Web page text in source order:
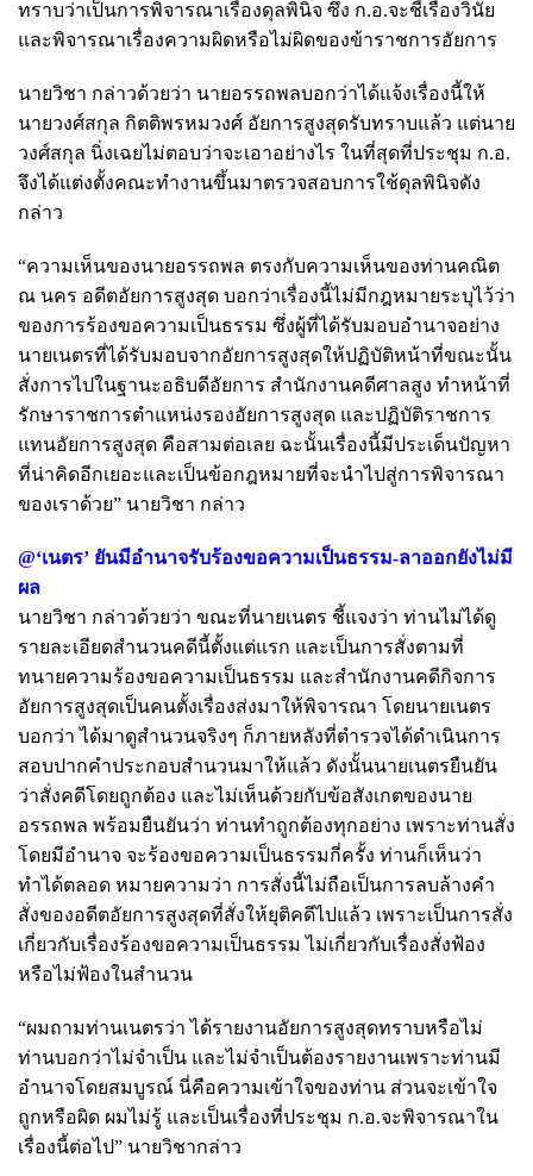
ทราบว่าเป็นการพิจารณาเรื่องดุลพินิจ ซึ่ง ก.อ.จะชี้เรื่องวินัย
และพิจารณาเรื่องความผิดหรือไม่ผิดของข้าราชการอัยการ
นายวิชา กล่าวด้วยว่า นายอรรถพลบอกว่าได้แจ้งเรื่องนี้ให้
นายวงศ์สกุล กิตติพรหมวงศ์ อัยการสูงสุดรับทราบแล้ว แต่นาย
วงศ์สกุล นิ่งเฉยไม่ตอบว่าจะเอาอย่างไร ในที่สุดที่ประชุม ก.อ.
จึงได้แต่งตั้งคณะทำงานขึ้นมาตรวจสอบการใช้ดุลพินิจดัง
กล่าว
“ความเห็นของนายอรรถพล ตรงกับความเห็นของท่านคณิต
ณ นคร อดีตอัยการสูงสุด บอกว่าเรื่องนี้ไม่มีกฎหมายระบุไว้ว่า
ของการร้องขอความเป็นธรรม ซึ่งผู้ที่ได้รับมอบอำนาจอย่าง
นายเนตรที่ได้รับมอบจากอัยการสูงสุดให้ปฏิบัติหน้าที่ขณะนั้น
สั่งการไปในฐานะอธิบดีอัยการ สำนักงานคดีศาลสูง ทำหน้าที่
รักษาราชการตำแหน่งรองอัยการสูงสุด และปฏิบัติราชการ
แทนอัยการสูงสุด คือสามต่อเลย ฉะนั้นเรื่องนี้มีประเด็นปัญหา
ที่น่าคิดอีกเยอะและเป็นข้อกฎหมายที่จะนำไปสู่การพิจารณา
ของเราด้วย” นายวิชา กล่าว
@‘เนตร’ ยันมีอำนาจรับร้องขอความเป็นธรรม-ลาออกยังไม่มี
ผล
นายวิชา กล่าวด้วยว่า ขณะที่นายเนตร ชี้แจงว่า ท่านไม่ได้ดู
รายละเอียดสำนวนคดีนี้ตั้งแต่แรก และเป็นการสั่งตามที่
ทนายความร้องขอความเป็นธรรม และสำนักงานคดีกิจการ
อัยการสูงสุดเป็นคนตั้งเรื่องส่งมาให้พิจารณา โดยนายเนตร
บอกว่า ได้มาดูสำนวนจริงๆ ก็ภายหลังที่ตำรวจได้ดำเนินการ
สอบปากคำประกอบสำนวนมาให้แล้ว ดังนั้นนายเนตรยืนยัน
ว่าสั่งคดีโดยถูกต้อง และไม่เห็นด้วยกับข้อสังเกตของนาย
อรรถพล พร้อมยืนยันว่า ท่านทำถูกต้องทุกอย่าง เพราะท่านสั่ง
โดยมีอำนาจ จะร้องขอความเป็นธรรมกี่ครั้ง ท่านก็เห็นว่า
ทำได้ตลอด หมายความว่า การสั่งนี้ไม่ถือเป็นการลบล้างคำ
สั่งของอดีตอัยการสูงสุดที่สั่งให้ยุติคดีไปแล้ว เพราะเป็นการสั่ง
เกี่ยวกับเรื่องร้องขอความเป็นธรรม ไม่เกี่ยวกับเรื่องสั่งฟ้อง
หรือไม่ฟ้องในสำนวน
“ผมถามท่านเนตรว่า ได้รายงานอัยการสูงสุดทราบหรือไม่
ท่านบอกว่าไม่จำเป็น และไม่จำเป็นต้องรายงานเพราะท่านมี
อำนาจโดยสมบูรณ์ นี่คือความเข้าใจของท่าน ส่วนจะเข้าใจ
ถูกหรือผิด ผมไม่รู้ และเป็นเรื่องที่ประชุม ก.อ.จะพิจารณาใน
เรื่องนี้ต่อไป” นายวิชากล่าว